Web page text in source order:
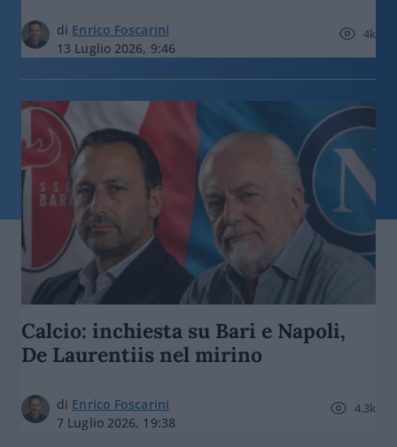
di Enrico Foscarini
13 Luglio 2026, 9:46
4k
Calcio: inchiesta su Bari e Napoli,
De Laurentiis nel mirino
di Enrico Foscarini
7 Luglio 2026, 19:38
4.3k